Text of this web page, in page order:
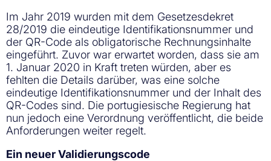
Im Jahr 2019 wurden mit dem Gesetzesdekret
28/2019 die eindeutige Identifikationsnummer und
der QR-Code als obligatorische Rechnungsinhalte
eingeführt. Zuvor war erwartet worden, dass sie am
1. Januar 2020 in Kraft treten würden, aber es
fehlten die Details darüber, was eine solche
eindeutige Identifikationsnummer und der Inhalt des
QR-Codes sind. Die portugiesische Regierung hat
nun jedoch eine Verordnung veröffentlicht, die beide
Anforderungen weiter regelt.
Ein neuer Validierungscode